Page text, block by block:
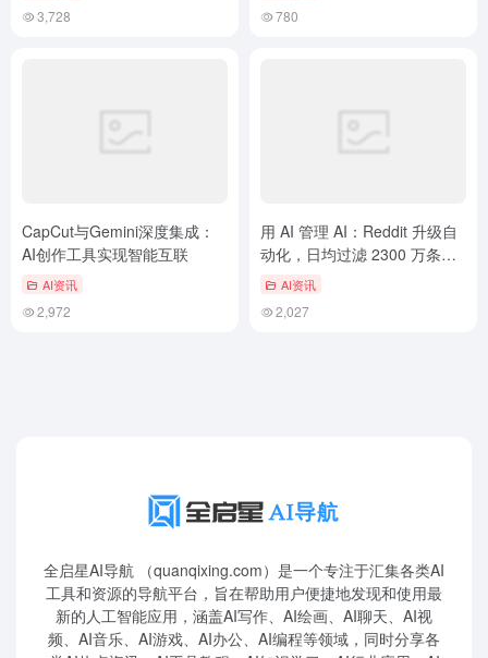
3,728 780
CapCut与Gemini深度集成：
AI创作工具实现智能互联
AI资讯
2,972
用 AI 管理 AI：Reddit 升级自
动化，日均过滤 2300 万条垃
圾信息
AI资讯
2,027
全启星AI导航 （quanqixing.com）是一个专注于汇集各类AI
工具和资源的导航平台，旨在帮助用户便捷地发现和使用最
新的人工智能应用，涵盖AI写作、AI绘画、AI聊天、AI视
频、AI音乐、AI游戏、AI办公、AI编程等领域，同时分享各